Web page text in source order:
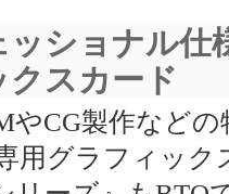
ッショナル仕
クスカード
やCG製作など
用グラフィック